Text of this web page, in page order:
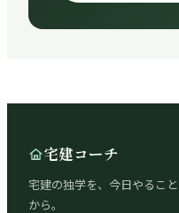
宅建コーチ
宅建の独学を、今日やること
から。